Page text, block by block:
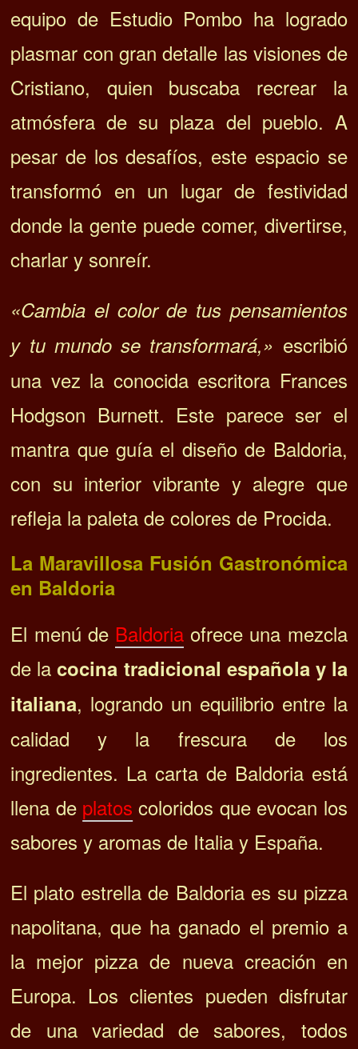
equipo de Estudio Pombo ha logrado
plasmar con gran detalle las visiones de
Cristiano, quien buscaba recrear la
atmósfera de su plaza del pueblo. A
pesar de los desafíos, este espacio se
transformó en un lugar de festividad
donde la gente puede comer, divertirse,
charlar y sonreír.
«Cambia el color de tus pensamientos
y tu mundo se transformará,» escribió
una vez la conocida escritora Frances
Hodgson Burnett. Este parece ser el
mantra que guía el diseño de Baldoria,
con su interior vibrante y alegre que
refleja la paleta de colores de Procida.
La Maravillosa Fusión Gastronómica
en Baldoria
El menú de Baldoria ofrece una mezcla
de lacocina tradicional española y la
italiana, logrando un equilibrio entre la
calidad y la frescura de los
ingredientes. La carta de Baldoria está
llena de platos coloridos que evocan los
sabores y aromas de Italia y España.
El plato estrella de Baldoria es su pizza
napolitana, que ha ganado el premio a
la mejor pizza de nueva creación en
Europa. Los clientes pueden disfrutar
de una variedad de sabores, todos